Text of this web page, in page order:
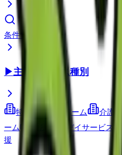
条件で検索
▶主要サービス種別
特別養護老人ホーム 介護
ーム
通所介護(デイサービス)
援